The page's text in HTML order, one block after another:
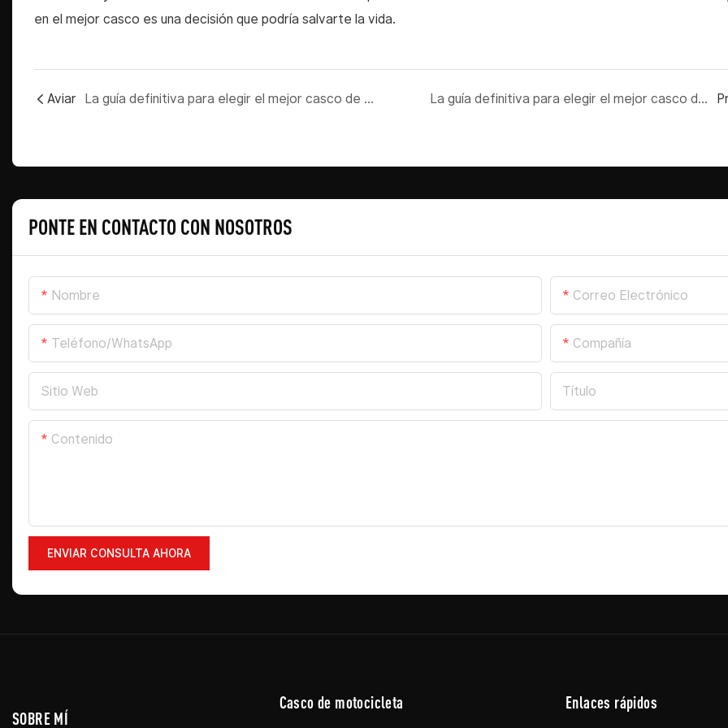
en el mejor casco es una decisión que podría salvarte la vida.
Aviar La guía definitiva para elegir el mejor casco de moto La guía definitiva para elegir el mejor casco de motocicleta1
PONTE EN CONTACTO CON NOSOTROS
Nombre Correo Electrónico
Teléfono/WhatsApp Compañía
Sitio Web Título
Contenido
ENVIAR CONSULTA AHORA
SOBRE MÍ
Casco de motocicleta Enlaces rápidos